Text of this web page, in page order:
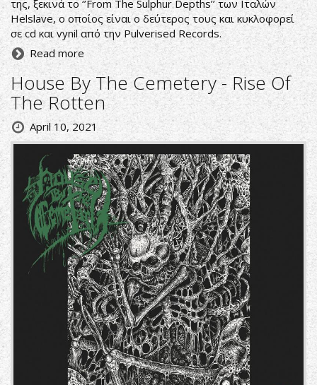
της, ξεκινά το ‘’From The Sulphur Depths’’ των Ιταλών
Helslave, ο οποίος είναι ο δεύτερος τους και κυκλοφορεί
σε cd και vynil από την Pulverised Records.
Read more
House By The Cemetery - Rise Of
The Rotten
April 10, 2021